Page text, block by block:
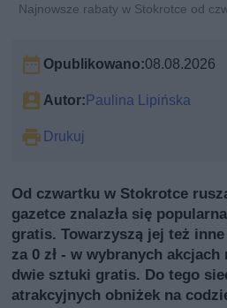
Najnowsze rabaty w Stokrotce od
Opublikowano:08.08.2026
Autor:Paulina Lipińska
Drukuj
Od czwartku w Stokrotce
gazetce znalazła się
gratis. Towarzyszą jej też
za 0 zł - w wybranych
dwie sztuki gratis. Do tego
atrakcyjnych obniżek na